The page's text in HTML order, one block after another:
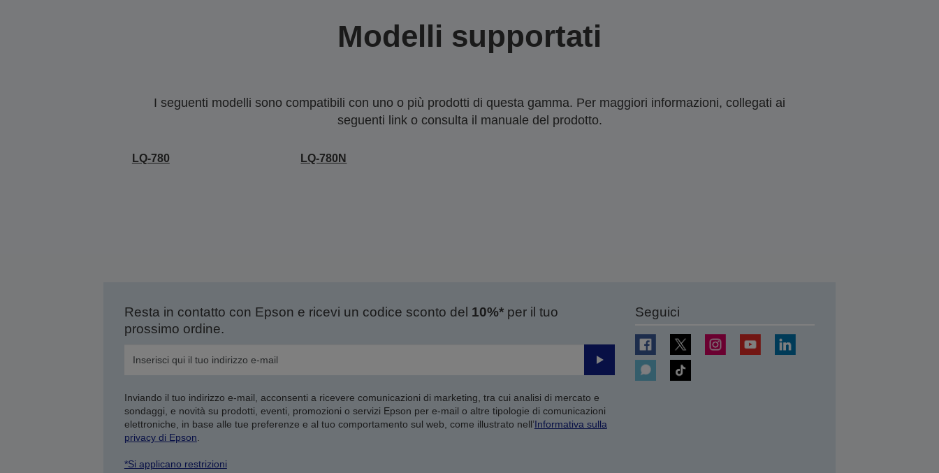
Modelli supportati
I seguenti modelli sono compatibili con uno o più prodotti di questa gamma. Per maggiori informazioni, collegati ai
seguenti link o consulta il manuale del prodotto.
LQ-780 LQ-780N
Resta in contatto con Epson e ricevi un codice sconto del 10%*per il tuo
prossimo ordine.
Invia
Inviando il tuo indirizzo e-mail, acconsenti a ricevere comunicazioni di marketing, tra cui analisi di mercato e
sondaggi, e novità su prodotti, eventi, promozioni o servizi Epson per e-mail o altre tipologie di comunicazioni
elettroniche, in base alle tue preferenze e al tuo comportamento sul web, come illustrato nell’Informativa sulla
privacy di Epson
*Si applicano restrizioni
Seguici